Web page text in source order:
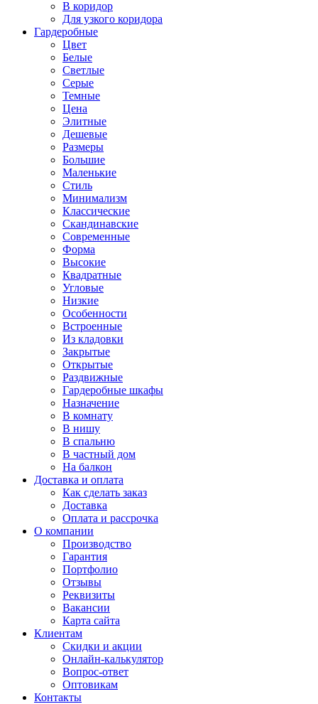
В коридор
Для узкого коридора
Гардеробные
Цвет
Белые
Светлые
Серые
Темные
Цена
Элитные
Дешевые
Размеры
Большие
Маленькие
Стиль
Минимализм
Классические
Скандинавские
Современные
Форма
Высокие
Квадратные
Угловые
Низкие
Особенности
Встроенные
Из кладовки
Закрытые
Открытые
Раздвижные
Гардеробные шкафы
Назначение
В комнату
В нишу
В спальню
В частный дом
На балкон
Доставка и оплата
Как сделать заказ
Доставка
Оплата и рассрочка
О компании
Производство
Гарантия
Портфолио
Отзывы
Реквизиты
Вакансии
Карта сайта
Клиентам
Скидки и акции
Онлайн-калькулятор
Вопрос-ответ
Оптовикам
Контакты